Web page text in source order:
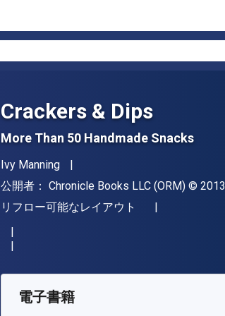
Crackers & Dips
More Than 50 Handmade Snacks
著者
Ivy Manning
出版社
公開者： Chronicle Books LLC (ORM) 著作権
© 2013
形式
リフロー可能なレイアウト
SKU:
電子書籍